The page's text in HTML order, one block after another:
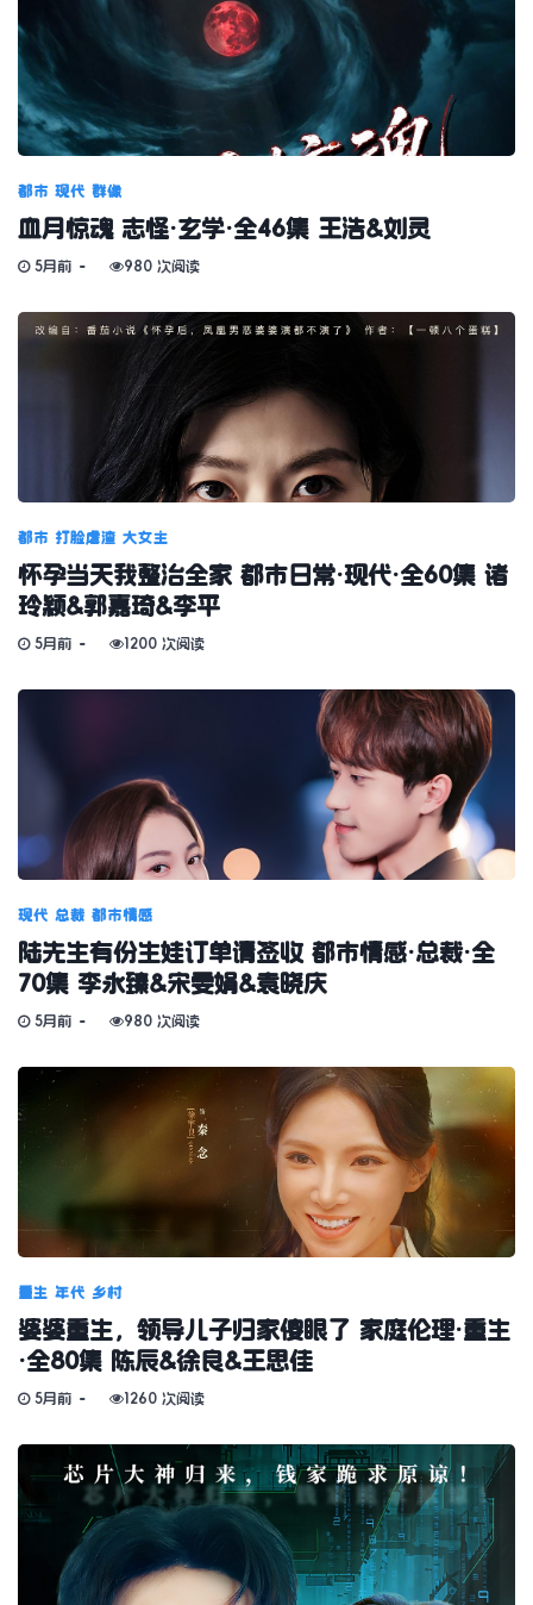
都市 现代 群像
血月惊魂 志怪·玄学·全46集 王浩&刘灵
5月前 980 次阅读
都市 打脸虐渣 大女主
怀孕当天我整治全家 都市日常·现代·全60集 诸
玲颖&郭嘉琦&李平
5月前 1200 次阅读
现代 总裁 都市情感
陆先生有份生娃订单请签收 都市情感·总裁·全
70集 李永臻&宋雯娟&袁晓庆
5月前 980 次阅读
重生 年代 乡村
婆婆重生，领导儿子归家傻眼了 家庭伦理·重生
·全80集 陈辰&徐良&王思佳
5月前 1260 次阅读